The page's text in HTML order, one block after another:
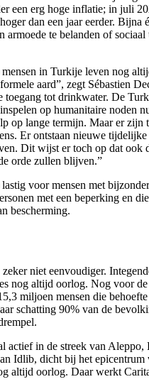
een erg hoge inflatie; in juli
dan een jaar eerder. Bijna
armoede te belanden of sociaal
in Turkije leven nog
aard”, zegt Sébastien
toegang tot drinkwater. De
op humanitaire noden
op lange termijn. Maar er zijn
Er ontstaan nieuwe tijdelijke
Dit wijst er toch op dat ook
orde zullen blijven.”
voor mensen met
met een beperking en
bescherming.
niet eenvoudiger.
nog altijd oorlog. Nog voor
miljoen mensen die behoefte
schatting 90% van de
actief in de streek van Aleppo,
Idlib, dicht bij het epicentrum
altijd oorlog. Daar werkt